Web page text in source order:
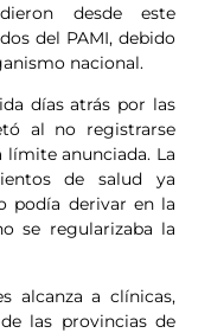
desde este
del PAMI, debido
nacional.
días atrás por las
al no registrarse
anunciada. La
de salud ya
podía derivar en la
se regularizaba la
alcanza a clínicas,
las provincias de